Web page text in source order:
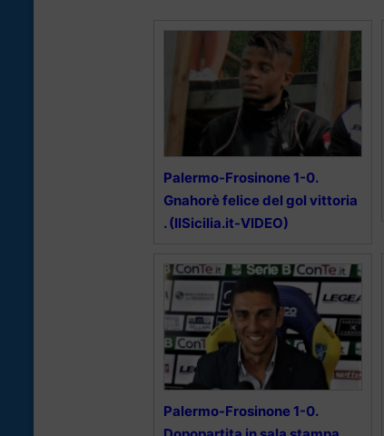
Palermo-Frosinone 1-0.
Gnahorè felice del gol vittoria
. (IlSicilia.it-VIDEO)
Palermo-Frosinone 1-0.